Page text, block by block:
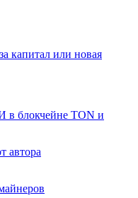
капитал или новая
блокчейне TON и
автора